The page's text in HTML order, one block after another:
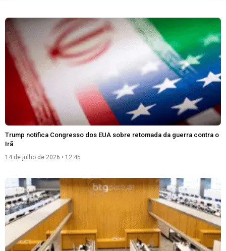
Trump notifica Congresso dos EUA sobre retomada da guerra contra o
Irã
14 de julho de 2026 12:45